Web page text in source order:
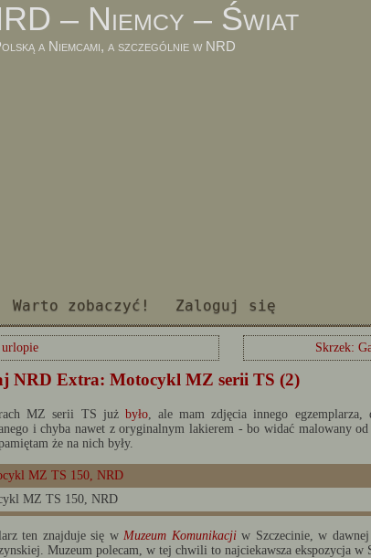
– Niemcy – Świat
a Niemcami, a szczególnie w NRD
Warto zobaczyć! Zaloguj się
Skrzek:
NRD Extra: Motocykl MZ serii TS (2)
MZ serii TS już było, ale mam zdjęcia innego egzemplarza,
i chyba nawet z oryginalnym lakierem - bo widać malowany od
że na nich były.
MZ TS 150, NRD
ten znajduje się w Muzeum Komunikacjiw Szczecinie, w
Muzeum polecam, w tej chwili to najciekawsza ekspozycja w